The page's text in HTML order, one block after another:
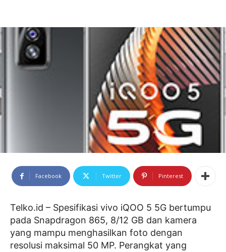
Facebook Twitter Pinterest
Telko.id – Spesifikasi vivo iQOO 5 5G bertumpu
pada Snapdragon 865, 8/12 GB dan kamera
yang mampu menghasilkan foto dengan
resolusi maksimal 50 MP. Perangkat yang